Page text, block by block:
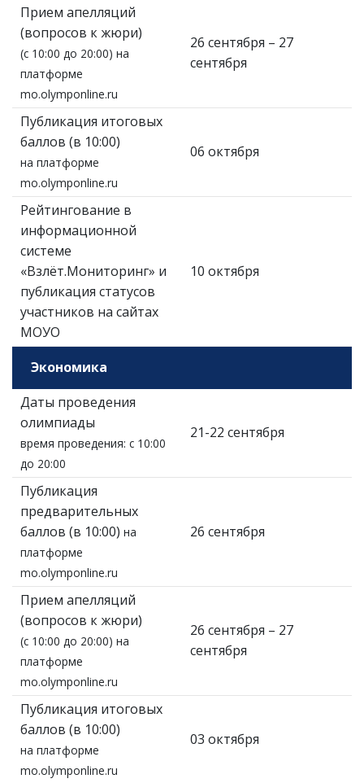
Прием апелляций
(вопросов к жюри)
(с 10:00 до 20:00) на
платформе
mo.olymponline.ru
26 сентября – 27
сентября
Публикация итоговых
баллов (в 10:00)
на платформе
mo.olymponline.ru
06 октября
Рейтингование в
информационной
системе
«Взлёт.Мониторинг» и
публикация статусов
участников на сайтах
МОУО
10 октября
Экономика
Даты проведения
олимпиады
время проведения: с 10:00
до 20:00
21-22 сентября
Публикация
предварительных
баллов (в 10:00) на
платформе
mo.olymponline.ru
26 сентября
Прием апелляций
(вопросов к жюри)
(с 10:00 до 20:00) на
платформе
mo.olymponline.ru
26 сентября – 27
сентября
Публикация итоговых
баллов (в 10:00)
на платформе
mo.olymponline.ru
03 октября